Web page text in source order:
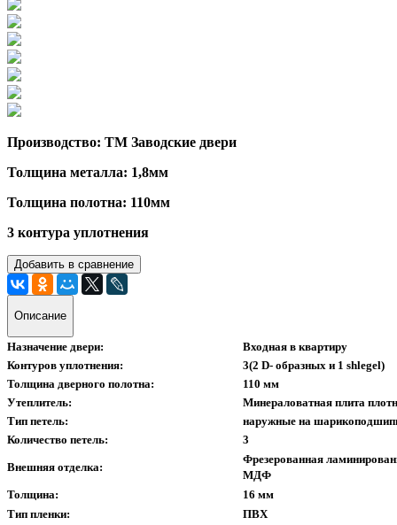
Производство: ТМ Заводские двери
Толщина металла: 1,8мм
Толщина полотна: 110мм
3 контура уплотнения
Добавить в сравнение
Описание
Назначение двери:
Входная в квартиру
Контуров уплотнения:
3(2 D- образных и 1 shlegel)
Толщина дверного полотна:
110 мм
Утеплитель:
Минераловатная плита
Тип петель:
наружные на
Количество петель:
3
Внешняя отделка:
Фрезерованная
МДФ
Толщина:
16 мм
Тип пленки:
ПВХ